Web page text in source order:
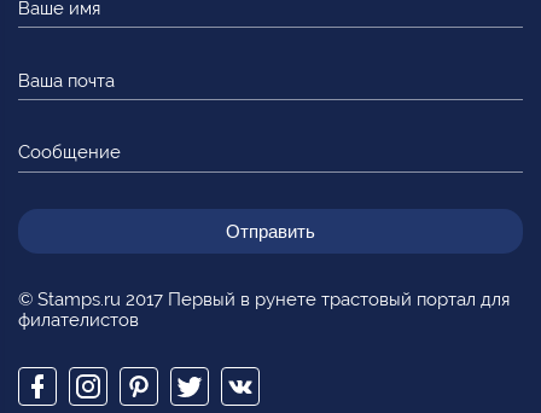
© Stamps.ru 2017 Первый в рунете трастовый портал для
филателистов
имя
почта
Сообщение